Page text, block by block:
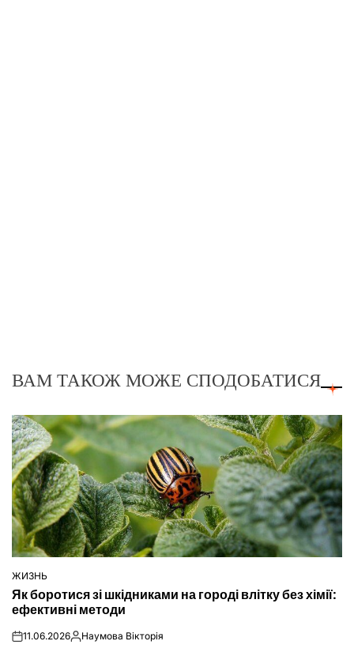
ВАМ ТАКОЖ МОЖЕ СПОДОБАТИСЯ
ОПУБЛІКУВАТИ
У
ЖИЗНЬ
Як боротися зі шкідниками на городі влітку без хімії:
ефективні методи
on11.06.2026Опубліковано
Наумова Вікторія